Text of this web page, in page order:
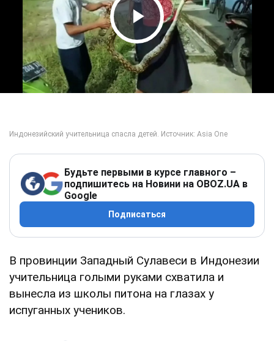
Play Video
Будьте первыми в курсе главного –
подпишитесь на Новини на OBOZ.UA в
Google
Подписаться
В провинции Западный Сулавеси в Индонезии
учительница голыми руками схватила и
вынесла из школы питона на глазах у
испуганных учеников.